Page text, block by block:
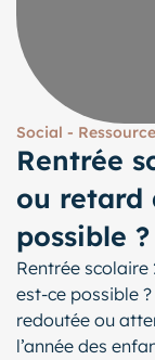
Social -
Rentrée
ou retard
possible ?
Rentrée
est-ce possible
redoutée ou
l’année des